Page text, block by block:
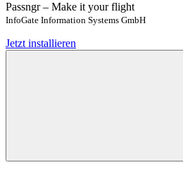
Passngr – Make it your flight
InfoGate Information Systems GmbH
Jetzt installieren